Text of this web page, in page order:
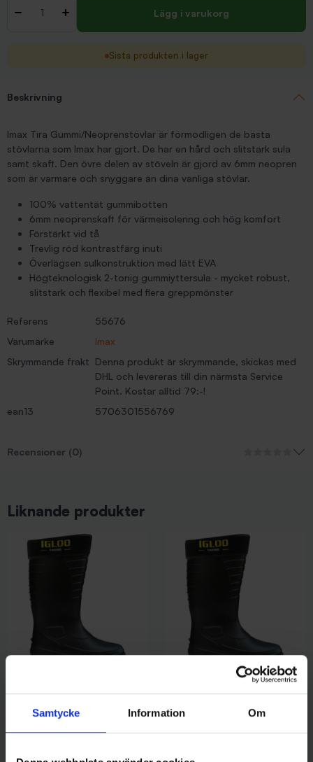
Samtycke Information Om
- + Lägg i varukorg
Sista produkten i lager
Beskrivning
Imax Tira Gummi/Neoprenstövlar är förmodligen de bästa
stövlarna som Imax har gjort. De har en hård och slitstark sula
samt skaft. Den övre delen av stöveln är gjord av 6mm neopren
som är varmare och snyggare än dina vanliga stövlar.
100% vattentät gummibotten
6mm neoprenskaft för värmeisolering och hög komfort
Förstärkt vid tå
Trevlig röd kontrastfärg inuti
Överlägsen sulkonstruktion med lätt EVA
Högteknologisk 2-tonig gummiyttersula - mycket robust,
slitstark och flexibel med flera greppmönster
Referens
55676
Varumärke
Imax
Skrymmande frakt Denna produkt är skrymmande, skickas med
DHL och levereras till din närmsta Service
Point. Kostar alltid 79:-!
ean13
5706301556769
Recensioner (0)
Liknande produkter
Igloo Vinterstövel -30, stl. 41
449 kr
Igloo Vinterstövel -30, stl. 42
449 kr